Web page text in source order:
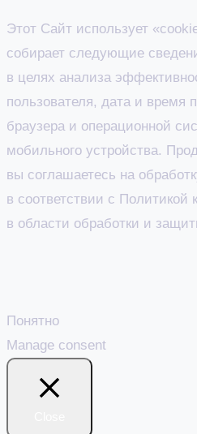
Этот Сайт использует
собирает следующие
в целях анализа
пользователя, дата и время
браузера и операционной
мобильного устройства.
вы соглашаетесь на
в соответствии с Политикой
в области обработки и
Понятно
Manage consent